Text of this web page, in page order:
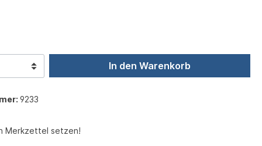
In den Warenkorb
9233
Merkzettel setzen!